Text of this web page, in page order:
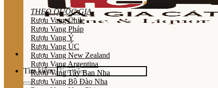
Tìm kiếm:
THEO QUỐC GIA
Rượu Vang Chile
Rượu Vang Pháp
Rượu Vang Ý
Rượu Vang ÚC
Rượu Vang New Zealand
Rượu Vang Argentina
Rượu Vang Tây Ban Nha
Rượu Vang Bồ Đào Nha